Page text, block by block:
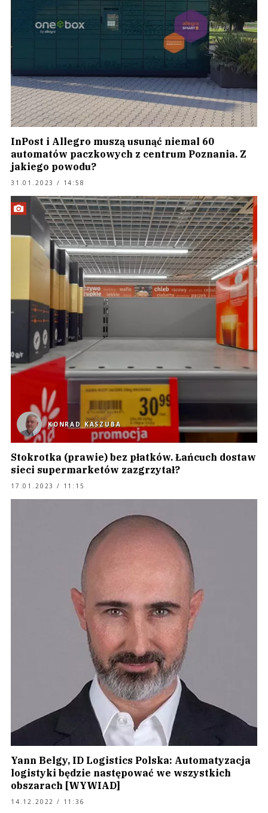
InPost i Allegro muszą usunąć niemal 60
automatów paczkowych z centrum Poznania. Z
jakiego powodu?
31.01.2023 / 14:58
KONRAD KASZUBA
Stokrotka (prawie) bez płatków. Łańcuch dostaw
sieci supermarketów zazgrzytał?
17.01.2023 / 11:15
Yann Belgy, ID Logistics Polska: Automatyzacja
logistyki będzie następować we wszystkich
obszarach [WYWIAD]
14.12.2022 / 11:36